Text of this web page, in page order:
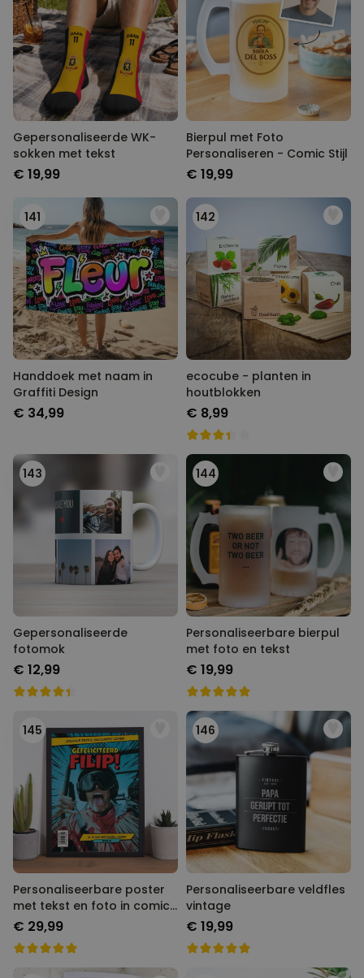
Gepersonaliseerde WK-
sokken met tekst
€ 19,99
Bierpul met Foto
Personaliseren - Comic Stijl
€ 19,99
141
Handdoek met naam in
Graffiti Design
€ 34,99
142
ecocube - planten in
houtblokken
€ 8,99
143
Gepersonaliseerde
fotomok
€ 12,99
144
Personaliseerbare bierpul
met foto en tekst
€ 19,99
145
Personaliseerbare poster
met tekst en foto in comic
stijl
€ 29,99
146
Personaliseerbare veldfles
vintage
€ 19,99